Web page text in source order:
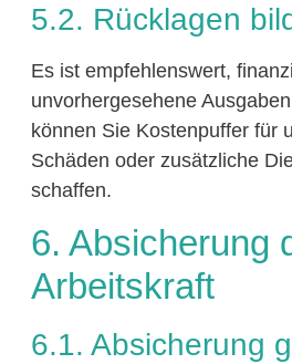
5.2. Rücklagen
Es ist empfehlenswert,
unvorhergesehene
können Sie Kostenpuffer für
Schäden oder zusätzliche
schaffen.
6. Absicherung
Arbeitskraft
6.1. Absicherung